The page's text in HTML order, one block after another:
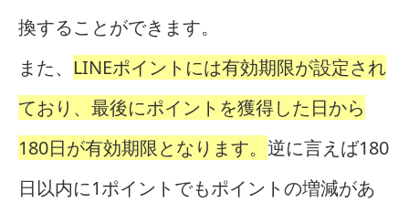
換することができます。
また、 LINEポイントには有効期限が設定され
ており、最後にポイントを獲得した日から
180日が有効期限となります。 逆に言えば180
日以内に1ポイントでもポイントの増減があ